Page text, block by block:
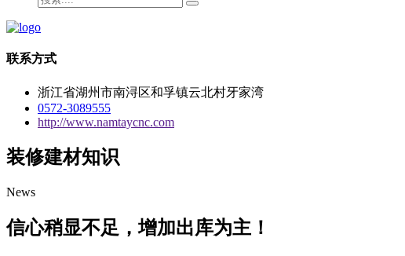
联系方式
浙江省湖州市南浔区和孚镇云北村牙家湾
0572-3089555
http://www.namtaycnc.com
装修建材知识
News
信心稍显不足，增加出库为主！